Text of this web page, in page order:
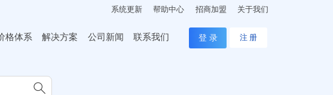
系统更新 帮助中心 招商加盟 关于我们
格体系 解决方案 公司新闻 联系我们 登 录 注 册
